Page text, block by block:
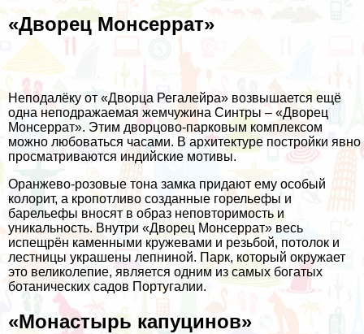
«Дворец Монсеррат»
Неподалёку от «Дворца Регалейра» возвышается ещё
одна неподражаемая жемчужина Синтры – «Дворец
Монсеррат». Этим дворцово-парковым комплексом
можно любоваться часами. В архитектуре постройки явно
просматриваются индийские мотивы.
Оранжево-розовые тона замка придают ему особый
колорит, а кропотливо созданные горельефы и
барельефы вносят в образ неповторимость и
уникальность. Внутри «Дворец Монсеррат» весь
испещрён каменными кружевами и резьбой, потолок и
лестницы украшены лепниной. Парк, который окружает
это великолепие, является одним из самых богатых
ботанических садов Португалии.
«Монастырь капуцинов»